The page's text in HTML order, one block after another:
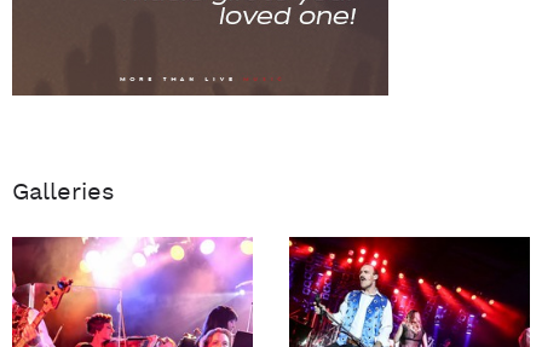
Galleries